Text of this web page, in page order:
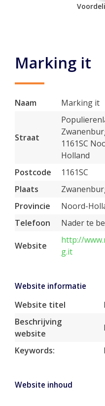
Marking it
Naam Marking it
Straat
1161SC
Holland
Postcode
1161SC
Plaats
Provincie
Noord-
Telefoon
Nader te
Website
http://
g.it
Website informatie
Website titel
Beschrijving
website
Keywords:
Website inhoud